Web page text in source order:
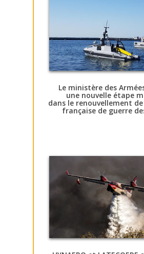
Le ministère des
une nouvelle étape
dans le renouvellement
française de guerre